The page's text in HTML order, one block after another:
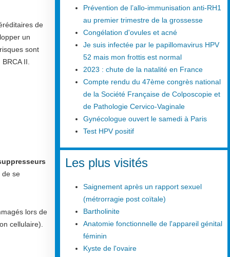
de
un
sont
II.
de se
lors de
cellulaire).
Prévention de l’allo-immunisation anti-RH1
au premier trimestre de la grossesse
Congélation d'ovules et acné
Je suis infectée par le papillomavirus HPV
52 mais mon frottis est normal
2023 : chute de la natalité en France
Compte rendu du 47ème congrès national
de la Société Française de Colposcopie et
de Pathologie Cervico-Vaginale
Gynécologue ouvert le samedi à Paris
Test HPV positif
Les plus visités
Saignement après un rapport sexuel
(métrorragie post coïtale)
Bartholinite
Anatomie fonctionnelle de l'appareil génital
féminin
Kyste de l'ovaire